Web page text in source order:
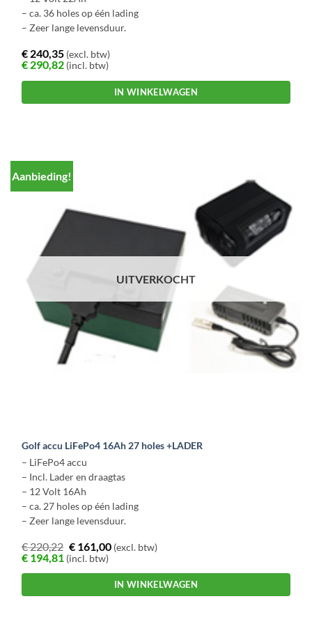
– ca. 36 holes op één lading
– Zeer lange levensduur.
€ 240,35 (excl. btw)
€ 290,82 (incl. btw)
IN WINKELWAGEN
Aanbieding!
UITVERKOCHT
Golf accu LiFePo4 16Ah 27 holes +LADER
– LiFePo4 accu
– Incl. Lader en draagtas
– 12 Volt 16Ah
– ca. 27 holes op één lading
– Zeer lange levensduur.
€220,22 €161,00(excl. btw)
€ 194,81 (incl. btw)
IN WINKELWAGEN